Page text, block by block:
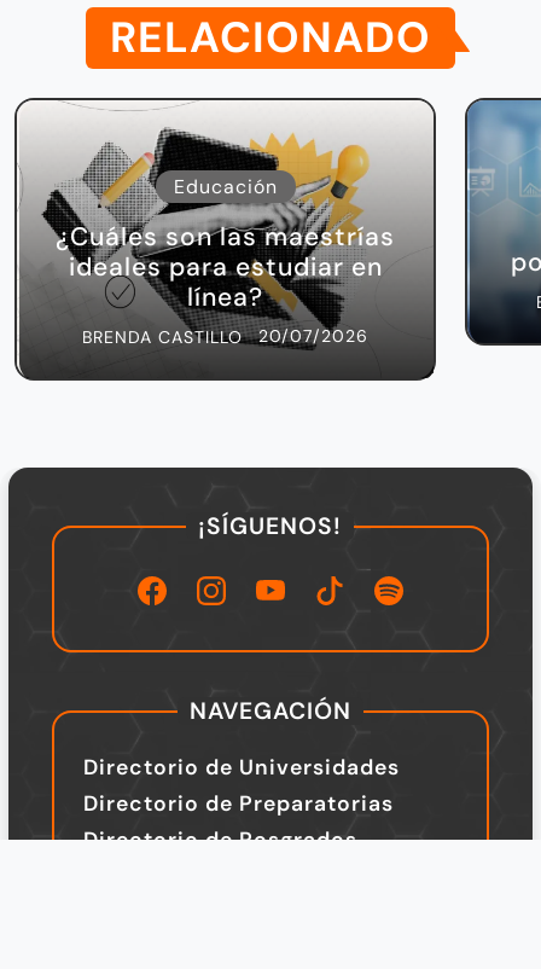
RELACIONADO
Educación
¿Cuáles son las maestrías
ideales para estudiar en
línea?
BRENDA CASTILLO 20/07/2026
¡SÍGUENOS!
NAVEGACIÓN
Directorio de Universidades
Directorio de Preparatorias
Directorio de Posgrados